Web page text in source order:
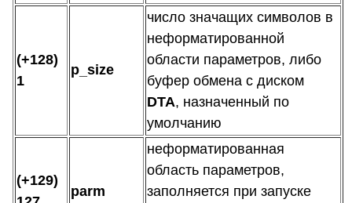
(+128)
1
p_size
число значащих символов в
неформатированной
области параметров, либо
буфер обмена с диском
DTA, назначенный по
умолчанию
(+129)
parm
неформатированная
область параметров,
заполняется при запуске